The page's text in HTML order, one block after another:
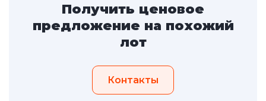
Получить ценовое
предложение на похожий
лот
Контакты